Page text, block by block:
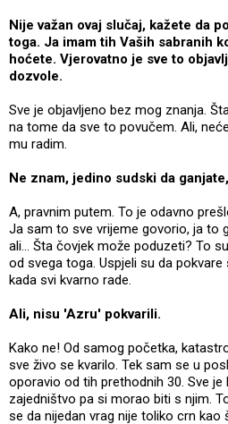
Nije važan ovaj slučaj, kažete da
toga. Ja imam tih Vaših sabranih
hoćete. Vjerovatno je sve to
dozvole.
Sve je objavljeno bez mog znanja.
na tome da sve to povučem. Ali,
mu radim.
Ne znam, jedino sudski da
A, pravnim putem. To je odavno
Ja sam to sve vrijeme govorio, ja to
ali... Šta čovjek može poduzeti? To
od svega toga. Uspjeli su da
kada svi kvarno rade.
Ali, nisu 'Azru' pokvarili.
Kako ne! Od samog početka,
sve živo se kvarilo. Tek sam se u
oporavio od tih prethodnih 30. Sve je
zajedništvo pa si morao biti s njim.
se da nijedan vrag nije toliko crn kao